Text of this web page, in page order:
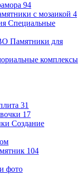
94
с мозаикой 4
Специальные
Памятники для
комплексы
31
17
Создание
104
фото